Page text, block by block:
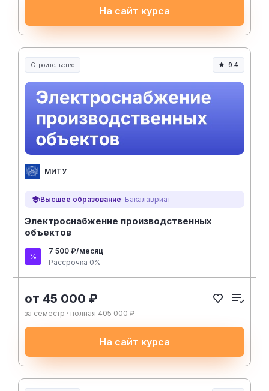
На сайт курса
Строительство
Строительство и инженерия
9.4
МИТУ
Высшее образование· Бакалавриат
Электроснабжение производственных
объектов
7 500 ₽/месяц
Рассрочка 0%
от 45 000 ₽
за семестр · полная 405 000 ₽
На сайт курса